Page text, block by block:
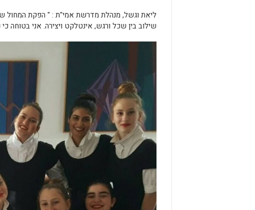
ליאת וגשל, מנהלת מדרשת אמי"ת : " הפקת המחול
שילוב בין שכל ורגש, אינטלקט ויצירה. אני בטוחה